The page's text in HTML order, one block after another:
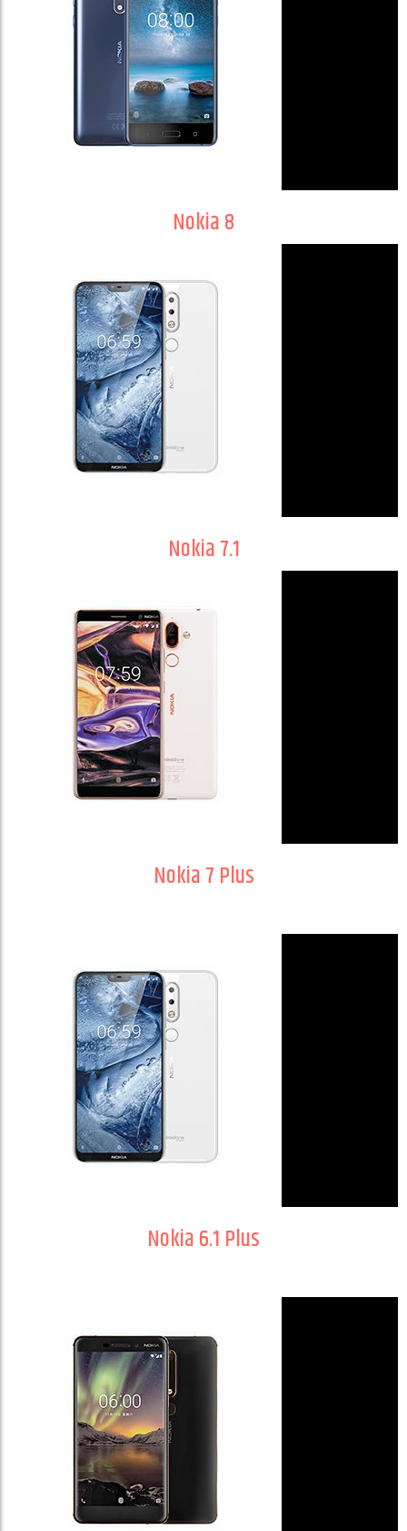
Nokia 8
Nokia 7.1
Nokia 7 Plus
Nokia 6.1 Plus